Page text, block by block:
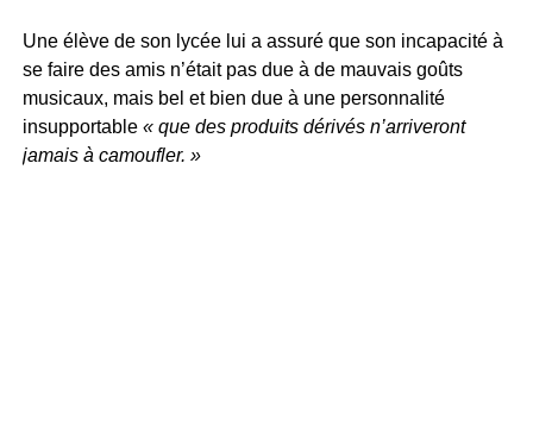
Une élève de son lycée lui a assuré que son incapacité à
se faire des amis n’était pas due à de mauvais goûts
musicaux, mais bel et bien due à une personnalité
insupportable « que des produits dérivés n’arriveront
jamais à camoufler. »